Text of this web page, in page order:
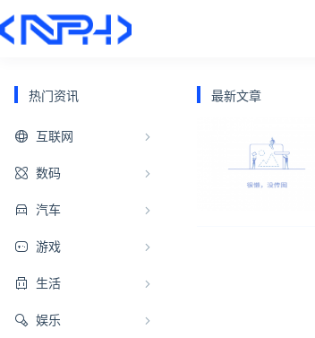
热门资讯
互联网
数码
汽车
游戏
生活
娱乐
最新文章